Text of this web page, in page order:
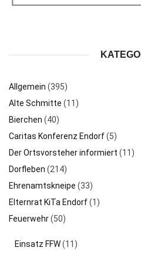
Allgemein (395)
Alte Schmitte (11)
Bierchen (40)
Caritas Konferenz Endorf(5)
Der Ortsvorsteher informiert (11)
Dorfleben (214)
Ehrenamtskneipe (33)
Elternrat KiTa Endorf(1)
Feuerwehr(50)
Einsatz FFW(11)